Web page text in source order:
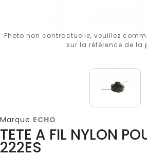
Photo non contractuelle, veuillez
sur la référence de la
Marque ECHO
TETE A FIL NYLON
222ES